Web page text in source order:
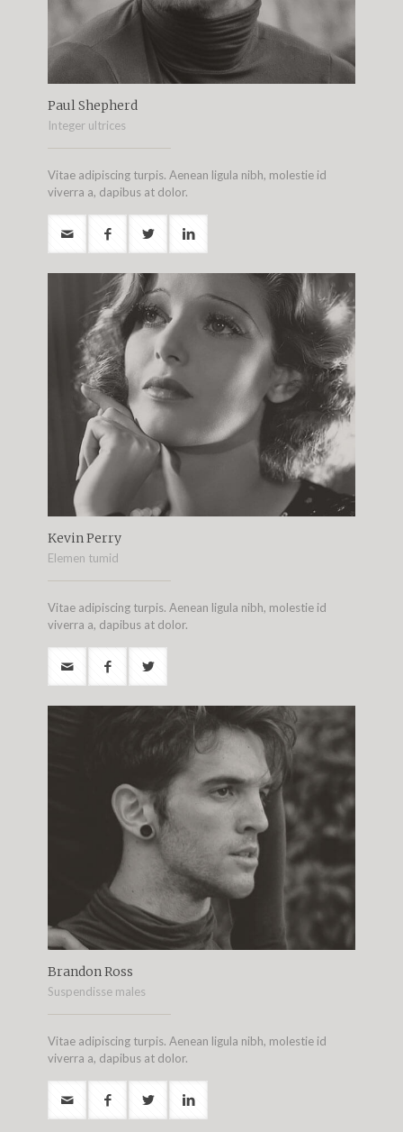
Paul Shepherd
Integer ultrices
Vitae adipiscing turpis. Aenean ligula nibh, molestie id
viverra a, dapibus at dolor.
Kevin Perry
Elemen tumid
Vitae adipiscing turpis. Aenean ligula nibh, molestie id
viverra a, dapibus at dolor.
Brandon Ross
Suspendisse males
Vitae adipiscing turpis. Aenean ligula nibh, molestie id
viverra a, dapibus at dolor.